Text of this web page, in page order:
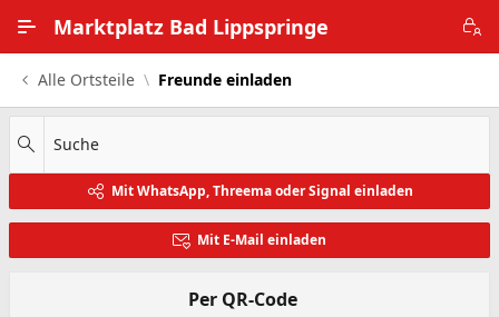
Marktplatz Bad Lippspringe
Alle Ortsteile
Impressum
Nutzungsbedingungen
Alle Ortsteile Freunde einladen
Suche
Mit WhatsApp, Threema oder Signal einladen
Mit E-Mail einladen
Per QR-Code